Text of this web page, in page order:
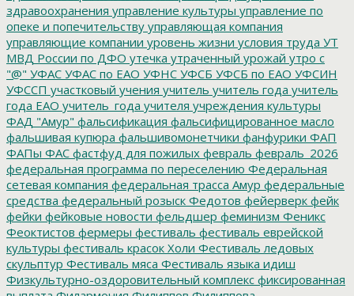
здравоохранения управление культуры управление по
опеке и попечительству управляющая компания
управляющие компании уровень жизни условия труда УТ
МВД России по ДФО утечка утраченный урожай утро с
"@" УФАС УФАС по ЕАО УФНС УФСБ УФСБ по ЕАО УФСИН
УФССП участковый учения учитель учитель года учитель
года ЕАО учитель_года учителя учреждения культуры
ФАД "Амур" фальсификация фальсифицированное масло
фальшивая купюра фальшивомонетчики фанфурики ФАП
ФАПы ФАС фастфуд для пожилых февраль февраль_2026
федеральная программа по переселению Федеральная
сетевая компания федеральная трасса Амур федеральные
средства федеральный розыск Федотов фейерверк фейк
фейки фейковые новости фельдшер феминизм Феникс
Феоктистов фермеры фестиваль фестиваль еврейской
культуры фестиваль красок Холи Фестиваль ледовых
скульптур Фестиваль мяса Фестиваль языка идиш
Физкультурно-оздоровительный комплекс фиксированная